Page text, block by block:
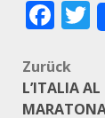
Zurück
L’ITALIA